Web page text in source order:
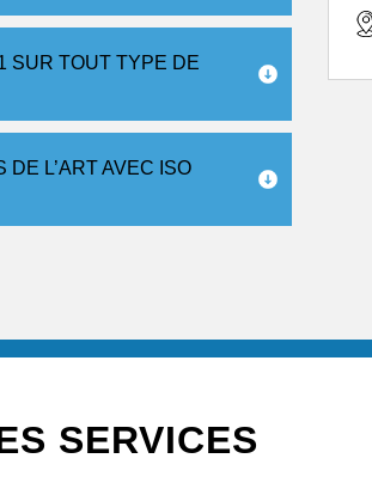
SUR TOUT TYPE DE
L’ART AVEC ISO
SERVICES